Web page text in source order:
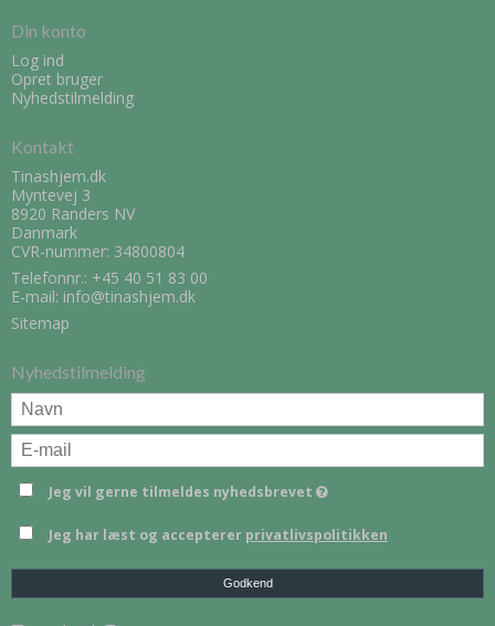
Din konto
Log ind
Opret bruger
Nyhedstilmelding
Kontakt
Tinashjem.dk
Myntevej 3
8920 Randers NV
Danmark
CVR-nummer: 34800804
Telefonnr.: +45 40 51 83 00
E-mail: info@tinashjem.dk
Sitemap
Nyhedstilmelding
Jeg vil gerne tilmeldes nyhedsbrevet
Jeg har læst og accepterer privatlivspolitikken
Godkend